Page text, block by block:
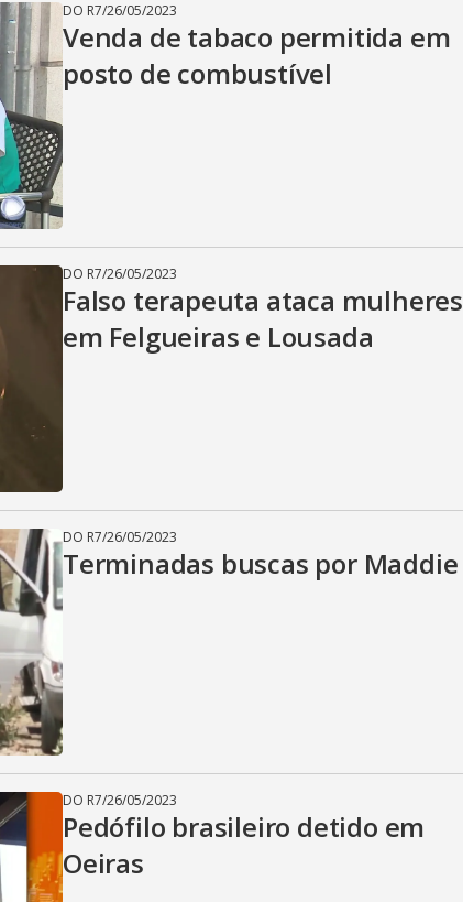
DO R7/26/05/2023
Venda de tabaco permitida em
posto de combustível
DO R7/26/05/2023
Falso terapeuta ataca mulheres
em Felgueiras e Lousada
DO R7/26/05/2023
Terminadas buscas por Maddie
DO R7/26/05/2023
Pedófilo brasileiro detido em
Oeiras